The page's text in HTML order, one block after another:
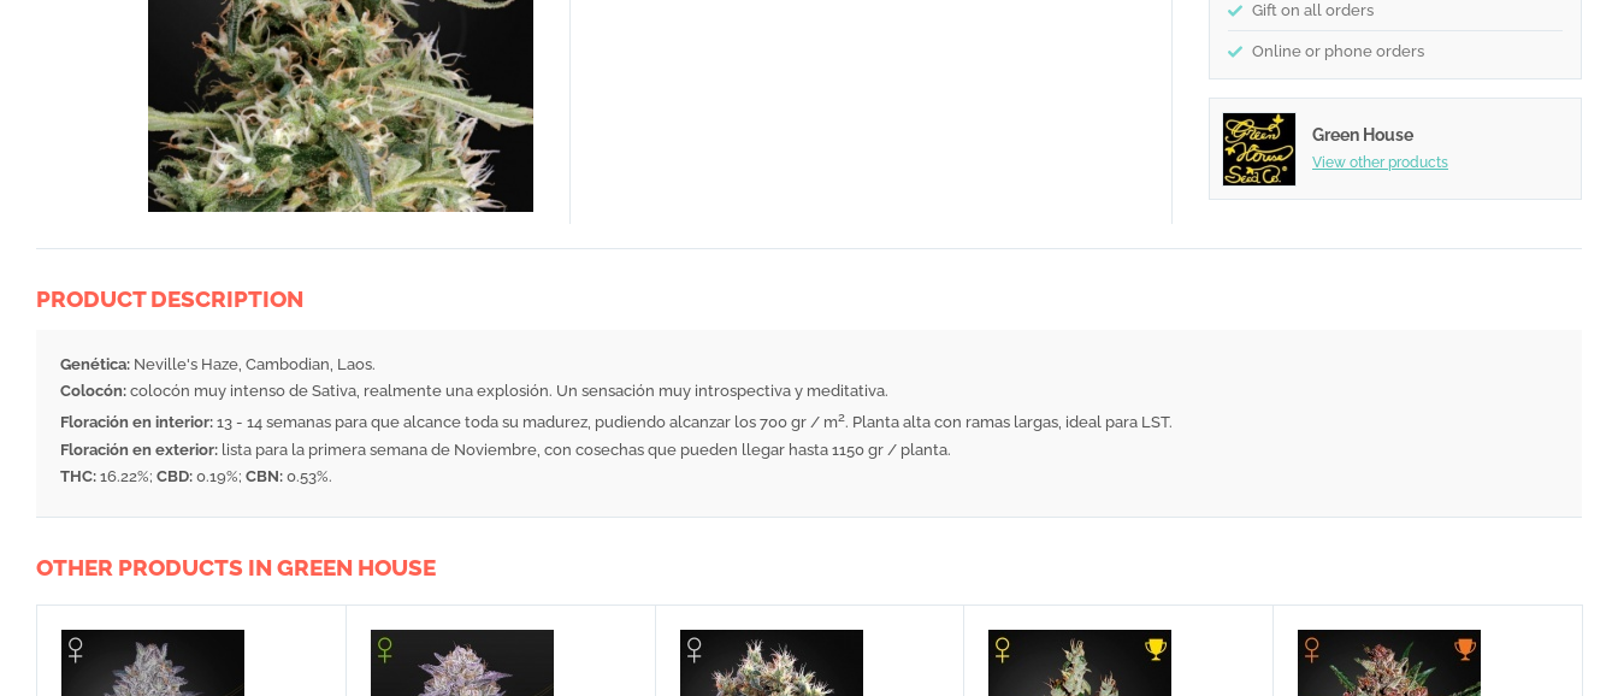
Gift on all orders
Online or phone orders
Green House
View other products
PRODUCT DESCRIPTION
Genética: Neville's Haze, Cambodian, Laos.
Colocón: colocón muy intenso de Sativa, realmente una explosión. Un sensación muy introspectiva y meditativa.
Floración en interior: 13 - 14 semanas para que alcance toda su madurez, pudiendo alcanzar los 700 gr / m2. Planta alta con ramas largas, ideal para LST.
Floración en exterior: lista para la primera semana de Noviembre, con cosechas que pueden llegar hasta 1150 gr / planta.
THC: 16.22%; CBD: 0.19%; CBN: 0.53%.
OTHER PRODUCTS IN GREEN HOUSE